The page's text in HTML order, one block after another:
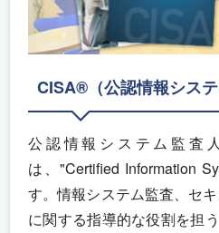
CISA®（公認情報シス
公認情報システム監査
は、"Certified Information
す。情報システム監査、セ
に関する指導的な役割を担